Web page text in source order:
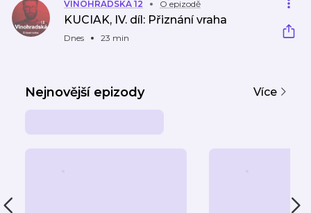
VINOHRADSKÁ 12 O epizodě
KUCIAK, IV. díl: Přiznání vraha
Dnes 23 min
Nejnovější epizody Více